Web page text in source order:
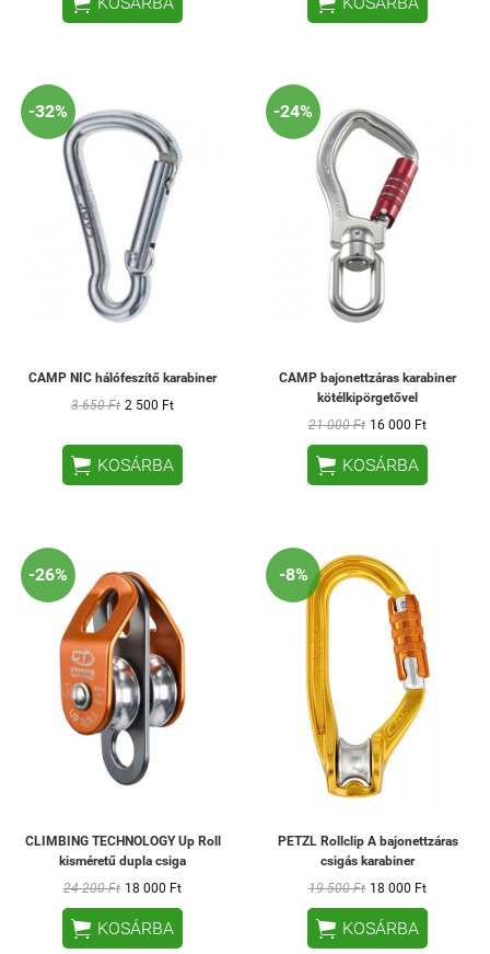
-32%
CAMP NIC hálófeszítő karabiner
3 650 Ft 2 500 Ft
 KOSÁRBA
-24%
CAMP bajonettzáras karabiner
kötélkipörgetővel
21 000 Ft 16 000 Ft
 KOSÁRBA
-26%
CLIMBING TECHNOLOGY Up Roll
kisméretű dupla csiga
24 200 Ft 18 000 Ft
 KOSÁRBA
-8%
PETZL Rollclip A bajonettzáras
csigás karabiner
19 500 Ft 18 000 Ft
 KOSÁRBA